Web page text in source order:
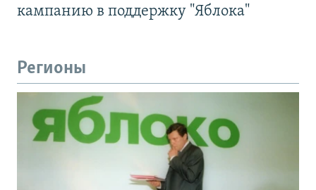
кампанию в поддержку "Яблока"
Регионы